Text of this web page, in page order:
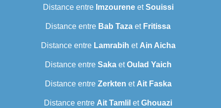
Distance entre ImzoureneetSouissi
Distance entre Bab Taza et Fritissa
Distance entre Lamrabih et Ain Aicha
Distance entre SakaetOulad Yaich
Distance entre Zerkten et Ait Faska
Distance entre Ait Tamlil etGhouazi